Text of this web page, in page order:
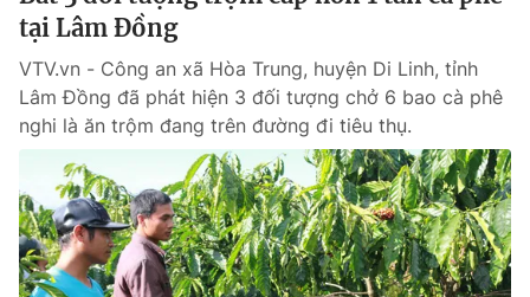
tại Lâm Đồng
VTV.vn - Công an xã Hòa Trung, huyện Di Linh, tỉnh
Lâm Đồng đã phát hiện 3 đối tượng chở 6 bao cà phê
nghi là ăn trộm đang trên đường đi tiêu thụ.